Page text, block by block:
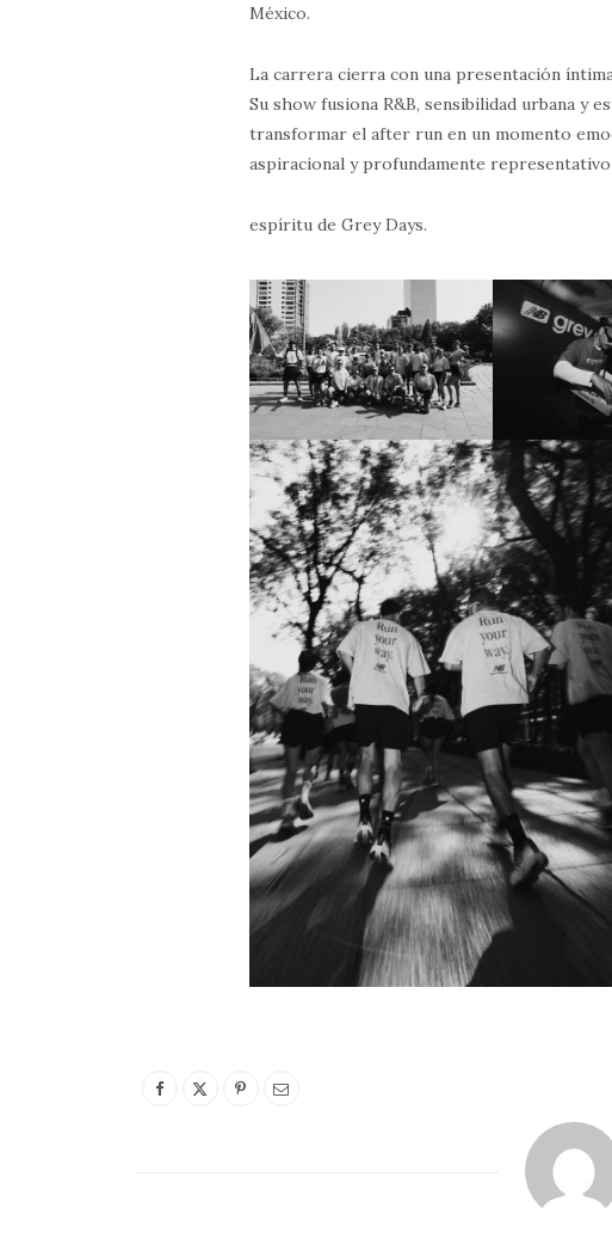
México.
La carrera cierra con una presentación
Su show fusiona R&B, sensibilidad urbana y
transformar el after run en un momento
aspiracional y profundamente
espíritu de Grey Days.